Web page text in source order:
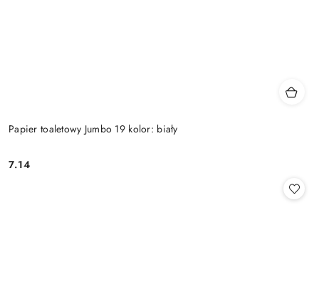
Papier toaletowy Jumbo 19 kolor: biały
Cena:
7.14